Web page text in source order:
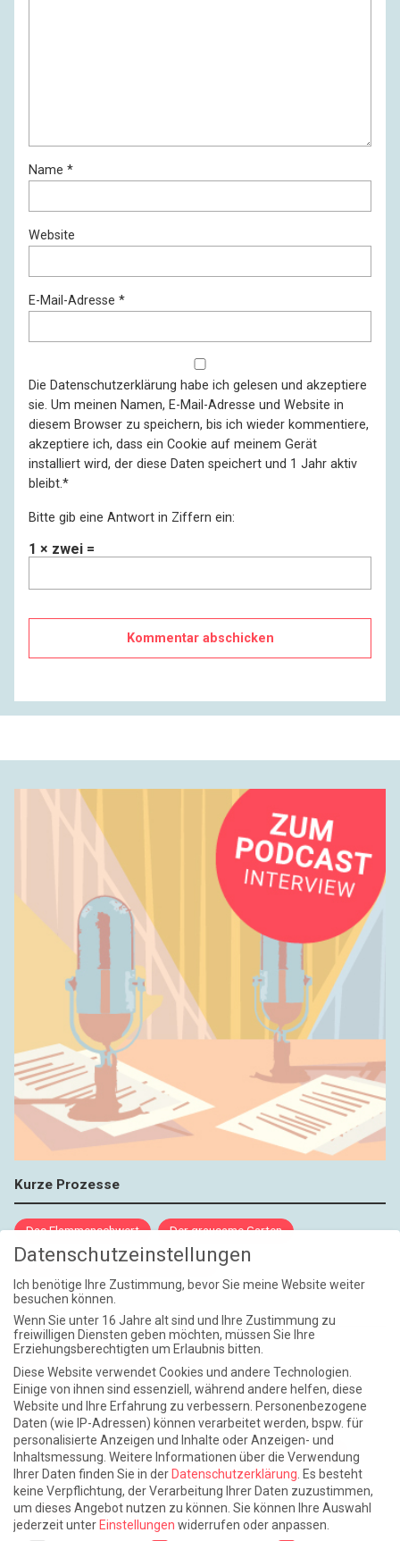
Name *
Website
E-Mail-Adresse *
Die Datenschutzerklärung habe ich gelesen und akzeptiere
sie. Um meinen Namen, E-Mail-Adresse und Website in
diesem Browser zu speichern, bis ich wieder kommentiere,
akzeptiere ich, dass ein Cookie auf meinem Gerät
installiert wird, der diese Daten speichert und 1 Jahr aktiv
bleibt.*
Bitte gib eine Antwort in Ziffern ein:
1 × zwei =
Kurze Prozesse
Das Flammenschwert Der grausame Garten
NIEMALS UND AUCH DANN NICHT
Weite Reisen
Atlantische Turbulenzen DIE ELF
Die Zeit der Ringelblumen ist vorbei Europa im Kopf
Fast am Ziel Frühling in Florenz In der Blase
Leben lernen / Ein Versuch Trinken. Träumen. Trösten.
Triple-Edinburgher mit Ketchup WACHS!
Winterreise (mit Sommern)
Datenschutzeinstellungen
Ich benötige Ihre Zustimmung, bevor Sie meine Website weiter
besuchen können.
Wenn Sie unter 16 Jahre alt sind und Ihre Zustimmung zu
freiwilligen Diensten geben möchten, müssen Sie Ihre
Erziehungsberechtigten um Erlaubnis bitten.
Diese Website verwendet Cookies und andere Technologien.
Einige von ihnen sind essenziell, während andere helfen, diese
Website und Ihre Erfahrung zu verbessern. Personenbezogene
Daten (wie IP-Adressen) können verarbeitet werden, bspw. für
personalisierte Anzeigen und Inhalte oder Anzeigen- und
Inhaltsmessung. Weitere Informationen über die Verwendung
Ihrer Daten finden Sie in der Datenschutzerklärung Es besteht
keine Verpflichtung, der Verarbeitung Ihrer Daten zuzustimmen,
um dieses Angebot nutzen zu können. Sie können Ihre Auswahl
jederzeit unter Einstellungen widerrufen oder anpassen.